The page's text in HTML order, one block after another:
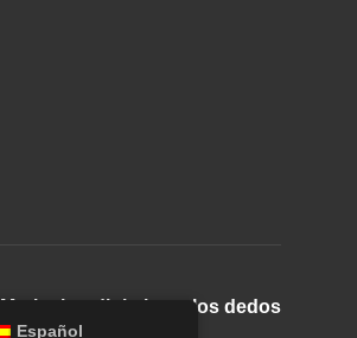
Marketing digital con los dedos
Español